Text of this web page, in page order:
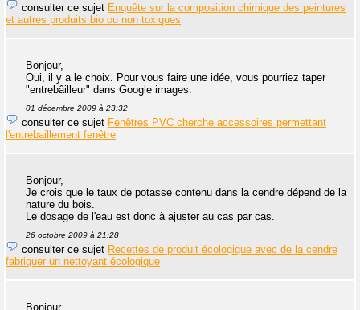
consulter ce sujet Enquête sur la composition chimique des peintures
et autres produits bio ou non toxiques
Bonjour,
Oui, il y a le choix. Pour vous faire une idée, vous pourriez taper
"entrebâilleur" dans Google images.
01 décembre 2009 à 23:32
consulter ce sujet Fenêtres PVC cherche accessoires permettant
l'entrebaillement fenêtre
Bonjour,
Je crois que le taux de potasse contenu dans la cendre dépend de la
nature du bois.
Le dosage de l'eau est donc à ajuster au cas par cas.
26 octobre 2009 à 21:28
consulter ce sujet Recettes de produit écologique avec de la cendre
fabriquer un nettoyant écologique
Bonjour,